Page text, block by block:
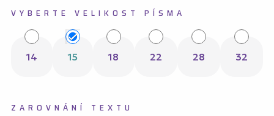
VYBERTE VELIKOST PÍSMA
14 15 18 22 28 32
ZAROVNÁNÍ TEXTU